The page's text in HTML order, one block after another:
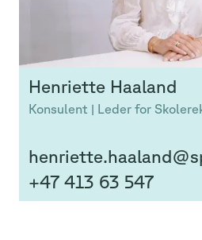
Henriette Haaland
Konsulent | Leder for
+47 413 63 547